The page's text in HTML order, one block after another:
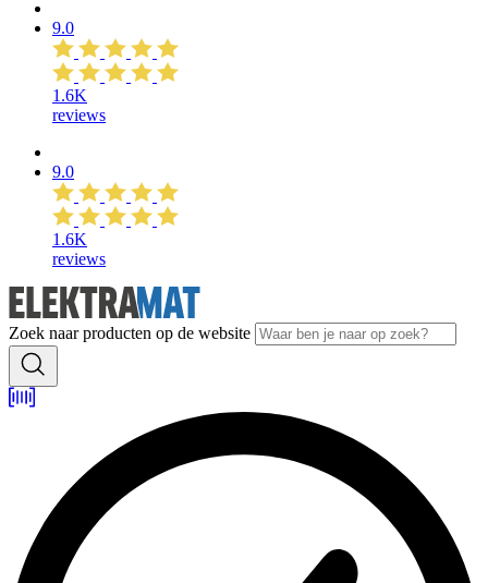
9.0
1.6K
reviews
9.0
1.6K
reviews
Zoek naar producten op de website